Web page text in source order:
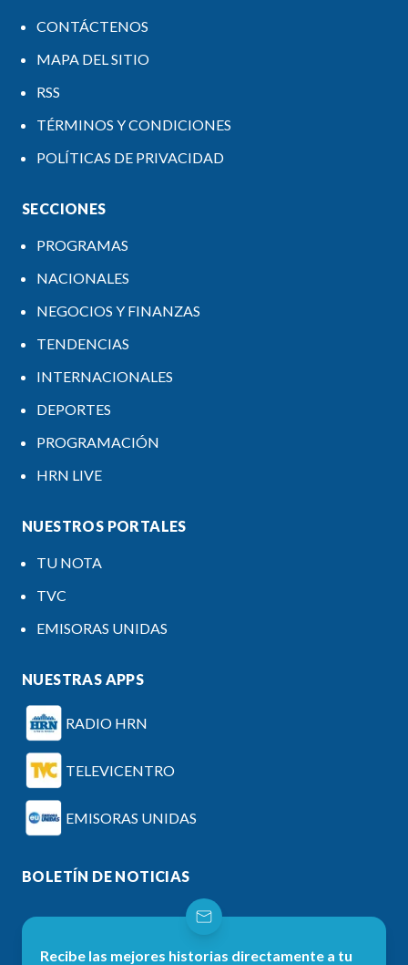
CONTÁCTENOS
MAPA DEL SITIO
RSS
TÉRMINOS Y CONDICIONES
POLÍTICAS DE PRIVACIDAD
SECCIONES
PROGRAMAS
NACIONALES
NEGOCIOS Y FINANZAS
TENDENCIAS
INTERNACIONALES
DEPORTES
PROGRAMACIÓN
HRN LIVE
NUESTROS PORTALES
TU NOTA
TVC
EMISORAS UNIDAS
NUESTRAS APPS
RADIO HRN
TELEVICENTRO
EMISORAS UNIDAS
BOLETÍN DE NOTICIAS
Recibe las mejores historias directamente a tu